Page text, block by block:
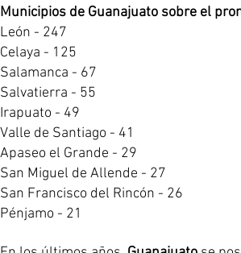
Municipios de Guanajuato sobre el
León - 247
Celaya - 125
Salamanca - 67
Salvatierra - 55
Irapuato - 49
Valle de Santiago - 41
Apaseo el Grande - 29
San Miguel de Allende - 27
San Francisco del Rincón - 26
Pénjamo - 21